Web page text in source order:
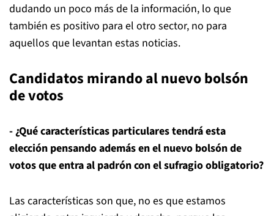
dudando un poco más de la información, lo que
también es positivo para el otro sector, no para
aquellos que levantan estas noticias.
Candidatos mirando al nuevo bolsón
de votos
- ¿Qué características particulares tendrá esta
elección pensando además en el nuevo bolsón de
votos que entra al padrón con el sufragio obligatorio?
Las características son que, no es que estamos